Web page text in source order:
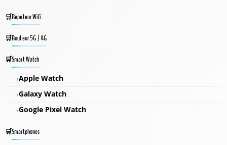
Répéteur Wifi
Routeur 5G / 4G
Smart Watch
Apple Watch
Galaxy Watch
Google Pixel Watch
Smartphones